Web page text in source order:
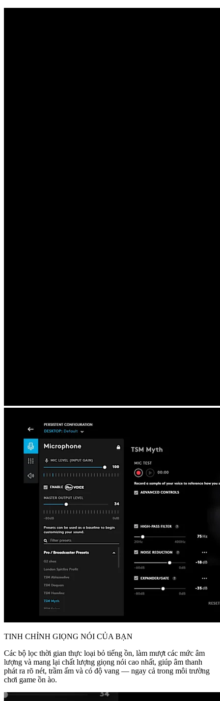
TINH CHỈNH GIỌNG NÓI CỦA BẠN
Các bộ lọc thời gian thực loại bỏ tiếng ồn, làm mượt các mức âm
lượng và mang lại chất lượng giọng nói cao nhất, giúp âm thanh
phát ra rõ nét, trầm ấm và có độ vang — ngay cả trong môi trường
chơi game ồn ào.